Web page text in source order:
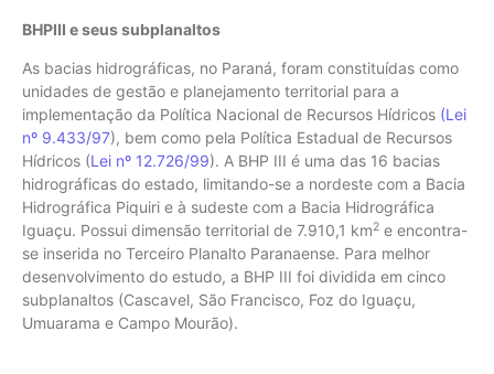
BHPIII e seus subplanaltos
As bacias hidrográficas, no Paraná, foram constituídas como
unidades de gestão e planejamento territorial para a
implementação da Política Nacional de Recursos Hídricos (Lei
nº 9.433/97), bem como pela Política Estadual de Recursos
Hídricos (Lei nº 12.726/99). A BHP III é uma das 16 bacias
hidrográficas do estado, limitando-se a nordeste com a Bacia
Hidrográfica Piquiri e à sudeste com a Bacia Hidrográfica
Iguaçu. Possui dimensão territorial de 7.910,1 km2 e encontra-
se inserida no Terceiro Planalto Paranaense. Para melhor
desenvolvimento do estudo, a BHP III foi dividida em cinco
subplanaltos (Cascavel, São Francisco, Foz do Iguaçu,
Umuarama e Campo Mourão).